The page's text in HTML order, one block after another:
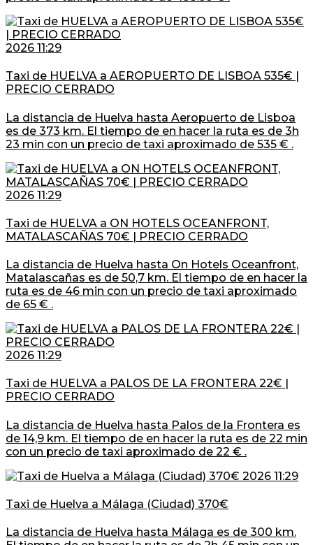
2026 11:29
Taxi de HUELVA a AEROPUERTO DE LISBOA 535€ |
PRECIO CERRADO
La distancia de Huelva hasta Aeropuerto de Lisboa
es de 373 km. El tiempo de en hacer la ruta es de 3h
23 min con un precio de taxi aproximado de 535 € .
2026 11:29
Taxi de HUELVA a ON HOTELS OCEANFRONT,
MATALASCAÑAS 70€ | PRECIO CERRADO
La distancia de Huelva hasta On Hotels Oceanfront,
Matalascañas es de 50,7 km. El tiempo de en hacer la
ruta es de 46 min con un precio de taxi aproximado
de 65 € .
2026 11:29
Taxi de HUELVA a PALOS DE LA FRONTERA 22€ |
PRECIO CERRADO
La distancia de Huelva hasta Palos de la Frontera es
de 14,9 km. El tiempo de en hacer la ruta es de 22 min
con un precio de taxi aproximado de 22 € .
2026 11:29
Taxi de Huelva a Málaga (Ciudad) 370€
La distancia de Huelva hasta Málaga es de 300 km.